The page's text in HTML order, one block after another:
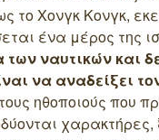
το Χονγκ Κονγκ,
ένα μέρος της
ναυτικών και
να αναδείξει
ηθοποιούς που
χαρακτήρες,